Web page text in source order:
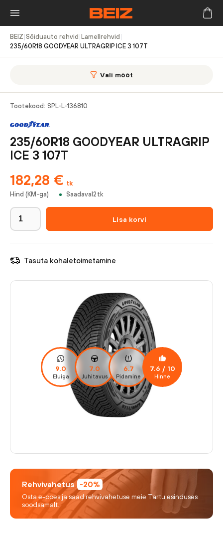
BEIZ Sõiduauto rehvid Lamellrehvid
235/60R18 GOODYEAR ULTRAGRIP ICE 3 107T
Vali mõõt
9.0
Eluiga
7.0
Juhitavus
6.7
Pidamine
7.6 / 10
Hinne
Rehvivahetus -20%
Osta e-poes ja saad rehvivahetuse meie Tartu esinduses
soodsamalt.
Tootekood: SPL-L-136810
235/60R18 GOODYEAR ULTRAGRIP
ICE 3 107T
182,28 € tk
Hind (KM-ga) Saadaval 2 tk
Lisa korvi
Tasuta kohaletoimetamine